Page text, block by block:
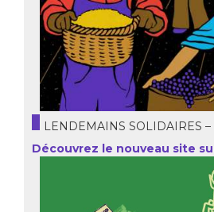
LENDEMAINS SOLIDAIRES
Découvrez le nouveau site